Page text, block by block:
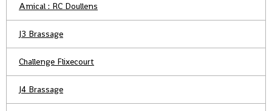
Amical : RC Doullens
J3 Brassage
Challenge Flixecourt
J4 Brassage